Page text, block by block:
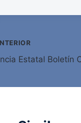
Estatal Boletín